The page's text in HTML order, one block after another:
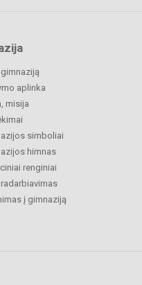
aplinka
misija
simboliai
himnas
renginiai
į gimnaziją